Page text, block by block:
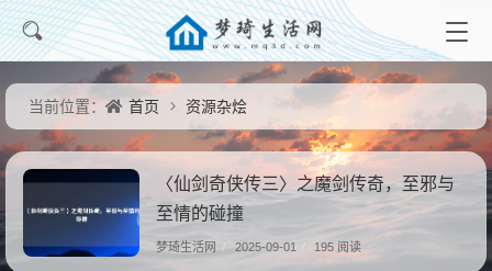
当前位置： 首页 资源杂烩
〈仙剑奇侠传三〉之魔剑传奇，至邪与
至情的碰撞
梦琦生活网 / 2025-09-01 195 阅读